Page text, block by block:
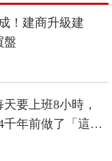
！建商升級建
盤
要上班8小時，
年前做了「這件